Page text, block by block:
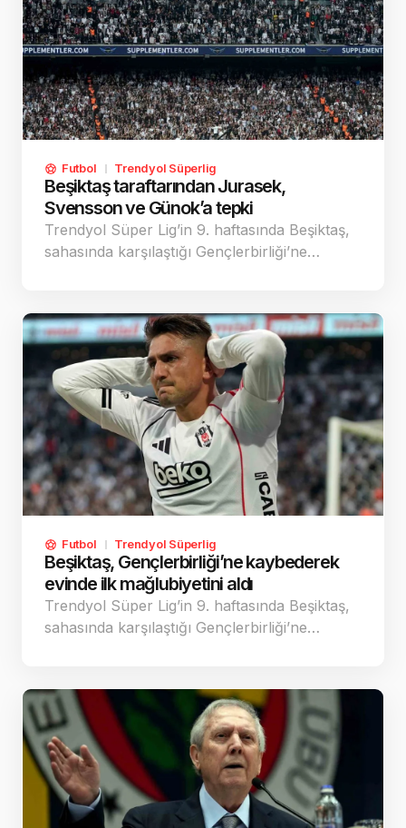
Futbol Trendyol Süperlig
Beşiktaş taraftarından Jurasek,
Svensson ve Günok’a tepki
Trendyol Süper Lig’in 9. haftasında Beşiktaş,
sahasında karşılaştığı Gençlerbirliği’ne…
Futbol Trendyol Süperlig
Beşiktaş, Gençlerbirliği’ne kaybederek
evinde ilk mağlubiyetini aldı
Trendyol Süper Lig’in 9. haftasında Beşiktaş,
sahasında karşılaştığı Gençlerbirliği’ne…